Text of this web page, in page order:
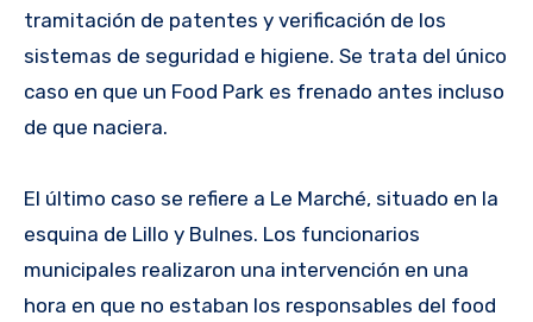
tramitación de patentes y verificación de los
sistemas de seguridad e higiene. Se trata del único
caso en que un Food Park es frenado antes incluso
de que naciera.
El último caso se refiere a Le Marché, situado en la
esquina de Lillo y Bulnes. Los funcionarios
municipales realizaron una intervención en una
hora en que no estaban los responsables del food